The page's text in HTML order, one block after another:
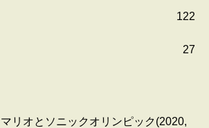
122
27
マリオとソニックオリンピック(2020,